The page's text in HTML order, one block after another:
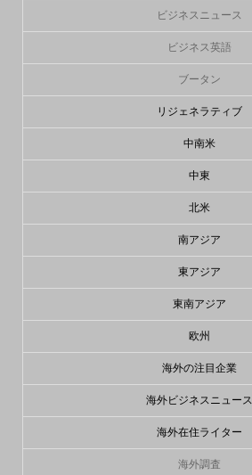
ビジネスニュース
ビジネス英語
ブータン
リジェネラティブ
中南米
中東
北米
南アジア
東アジア
東南アジア
欧州
海外の注目企業
海外ビジネスニュース
海外在住ライター
海外調査